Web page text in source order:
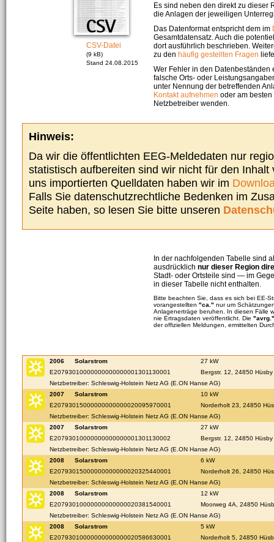
CSV-Datei
(9 kB)
Stand 24.08.2015
Es sind neben den direkt zu dieser
die Anlagen der jeweiligen
Das Datenformat entspricht dem im
Gesamtdatensatz. Auch die
dort ausführlich beschrieben.
zu den häufig gestellten Fragen
Wer Fehler in den Datenbeständen
falsche Orts- oder
unter Nennung der betreffenden
Kontakt aufnehmen oder am
Netzbetreiber wenden.
Hinweis:
Da wir die öffentlichten EEG-Meldedaten nur
statistisch aufbereiten sind wir nicht für den Inhalt
uns importierten Quelldaten haben wir im
Falls Sie datenschutzrechtliche Bedenken im
Seite haben, so lesen Sie bitte unseren
In der nachfolgenden Tabelle sind
ausdrücklich nur dieser Region
Stadt- oder Ortsteile sind — im
in dieser Tabelle nicht enthalten.
Bitte beachten Sie, dass es sich bei EE-
vorangestellten "ca." nur um
Anlagenerträge beruhen. In diesen Fälle
nie Ertragsdaten veröffentlicht. Die "avrg."
der offiziellen Meldungen, ermittelten
2006 Solarstrom
27 kW
E20793010000000000000001301130001
Bergstr. 12, 24850 Hüsby
Netzbetreiber: Schleswig-Holstein Netz AG (E.ON Hanse AG)
2007
Solarstrom
10 kW
E20793015000000000000020095970001
Norderholt 23, 24850
Netzbetreiber: Schleswig-Holstein Netz AG (E.ON Hanse AG)
2007
Solarstrom
27 kW
E20793010000000000000001301130002
Bergstr. 12, 24850 Hüsby
Netzbetreiber: Schleswig-Holstein Netz AG (E.ON Hanse AG)
2008
Solarstrom
6 kW
E20793015000000000000020325440001
Norderholt 26, 24850
Netzbetreiber: Schleswig-Holstein Netz AG (E.ON Hanse AG)
2008
Solarstrom
12 kW
E20793010000000000000020381540001
Moorweg 4A, 24850
Netzbetreiber: Schleswig-Holstein Netz AG (E.ON Hanse AG)
2008
Solarstrom
5 kW
E20793010000000000000020586630001
Norderholt 5, 24850